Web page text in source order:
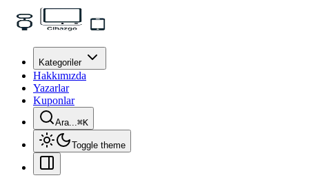
Kategoriler
Hakkımızda
Yazarlar
Kuponlar
Ara...⌘K
Toggle theme